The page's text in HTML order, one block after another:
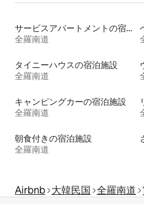
サービスアパートメントの宿泊施設
全羅南道
タイニーハウスの宿泊施設
全羅南道
キャンピングカーの宿泊施設
全羅南道
朝食付きの宿泊施設
全羅南道
Airbnb 大韓民国 全羅南道